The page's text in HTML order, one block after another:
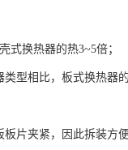
式换热器的热3~5倍；
型相比，板式换热器
片夹紧，因此拆装方